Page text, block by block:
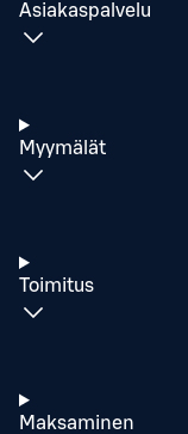
Asiakaspalvelu
Myymälät
Toimitus
Maksaminen